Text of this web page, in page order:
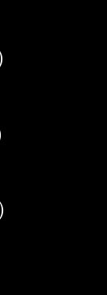
达日期
送达日期
达日期
达日期